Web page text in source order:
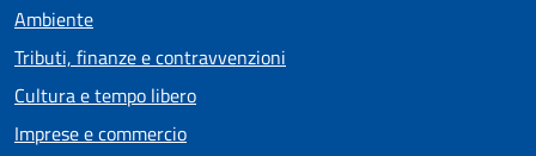
Ambiente
Tributi, finanze e contravvenzioni
Cultura e tempo libero
Imprese e commercio